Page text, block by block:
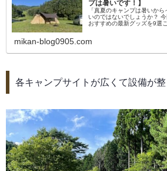
プは暑いです！】
「真夏のキャンプは暑いか
いのではないでしょうか？
おすすめの最新グッズを9選
mikan-blog0905.com
各キャンプサイトが広くて設備が